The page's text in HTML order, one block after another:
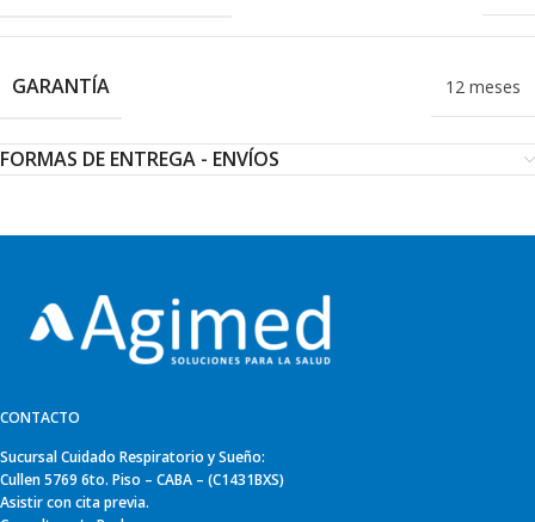
GARANTÍA 12 meses
FORMAS DE ENTREGA - ENVÍOS
CONTACTO
Sucursal Cuidado Respiratorio y Sueño:
Cullen 5769 6to. Piso – CABA – (C1431BXS)
Asistir con cita previa.